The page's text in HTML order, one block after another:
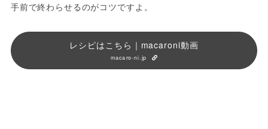
手前で終わらせるのがコツですよ。
レシピはこちら｜macaroni動画
macaro-ni.jp